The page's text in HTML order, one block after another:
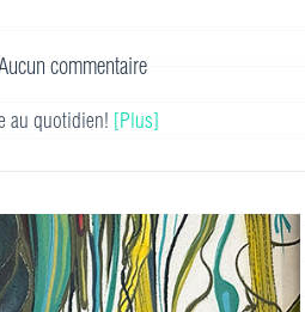
commentaire
au quotidien! [Plus]